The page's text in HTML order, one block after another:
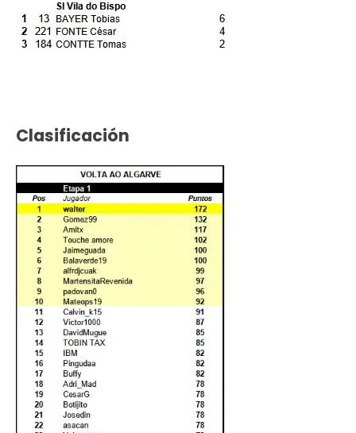
Clasificación